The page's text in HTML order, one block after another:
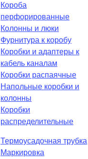
Короба
перфорированные
Колонны и люки
Фурнитура к коробу
Коробки и адаптеры к
кабель каналам
Коробки распаячные
Напольные коробки и
колонны
Коробки
распределительные
Термоусадочная трубка
Маркировка